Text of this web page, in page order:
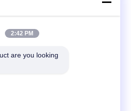
2:42 PM
are you looking